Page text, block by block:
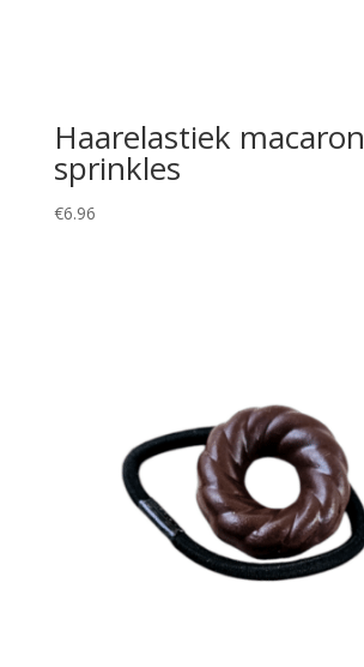
Haarelastiek macaron
sprinkles
€6.96